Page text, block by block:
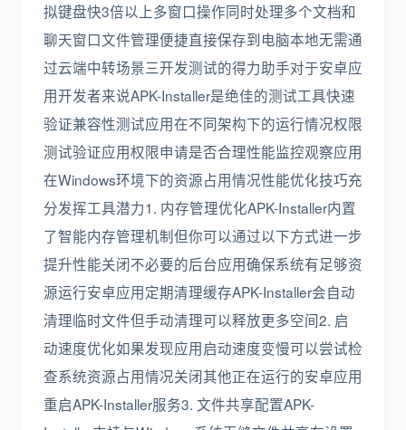
拟键盘快3倍以上多窗口操作同时处理多个文档和
聊天窗口文件管理便捷直接保存到电脑本地无需通
过云端中转场景三开发测试的得力助手对于安卓应
用开发者来说APK-Installer是绝佳的测试工具快速
验证兼容性测试应用在不同架构下的运行情况权限
测试验证应用权限申请是否合理性能监控观察应用
在Windows环境下的资源占用情况性能优化技巧充
分发挥工具潜力1. 内存管理优化APK-Installer内置
了智能内存管理机制但你可以通过以下方式进一步
提升性能关闭不必要的后台应用确保系统有足够资
源运行安卓应用定期清理缓存APK-Installer会自动
清理临时文件但手动清理可以释放更多空间2. 启
动速度优化如果发现应用启动速度变慢可以尝试检
查系统资源占用情况关闭其他正在运行的安卓应用
重启APK-Installer服务3. 文件共享配置APK-